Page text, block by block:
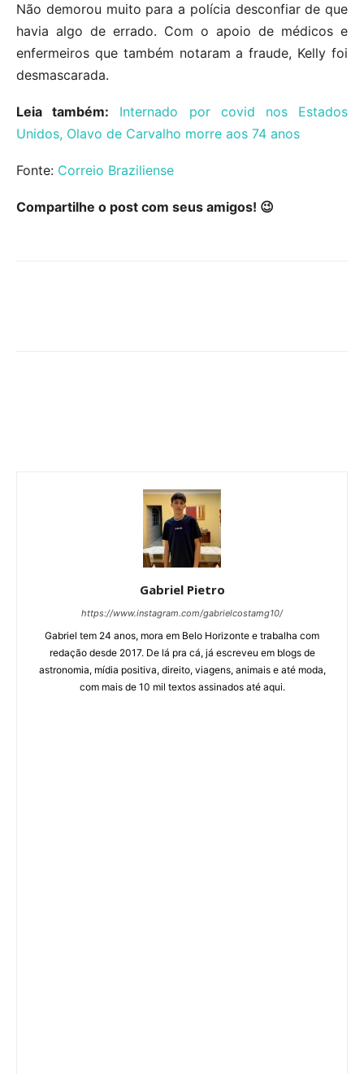
Não demorou muito para a polícia desconfiar de que
havia algo de errado. Com o apoio de médicos e
enfermeiros que também notaram a fraude, Kelly foi
desmascarada.
Leia também:
Internado por covid nos Estados
Unidos, Olavo de Carvalho morre aos 74 anos
Fonte: Correio Braziliense
Compartilhe o post com seus amigos! 😉
Gabriel Pietro
https://www.instagram.com/gabrielcostamg10/
Gabriel tem 24 anos, mora em Belo Horizonte e trabalha com
redação desde 2017. De lá pra cá, já escreveu em blogs de
astronomia, mídia positiva, direito, viagens, animais e até moda,
com mais de 10 mil textos assinados até aqui.